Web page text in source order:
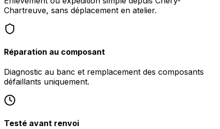
Chartreuve, sans déplacement en atelier.
Réparation au composant
Diagnostic au banc et remplacement des composants
défaillants uniquement.
Testé avant renvoi